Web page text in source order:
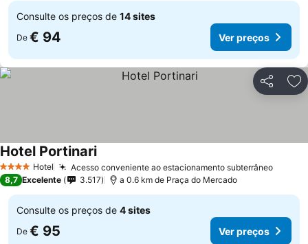
Consulte os preços de 14 sites
De € 94 Ver preços
Partilhar
4 EstrelasHotel Acesso conveniente ao estacionamento subterrâneo
Hotel Portinari
8,7 Excelente 3.517 a 0.6 km de Praça do Mercado
Consulte os preços de 4 sites
De € 95 Ver preços